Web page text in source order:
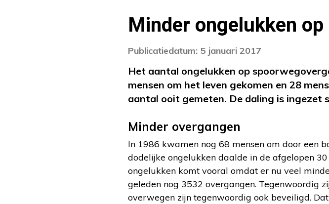
Minder ongelukken
Publicatiedatum: 5 januari 2017
Het aantal ongelukken op
mensen om het leven gekomen en 28
aantal ooit gemeten. De daling is ingezet
Minder overgangen
In 1986 kwamen nog 68 mensen om door een
dodelijke ongelukken daalde in de afgelopen
ongelukken komt vooral omdat er nu veel
geleden nog 3532 overgangen. Tegenwoordig
overwegen zijn tegenwoordig ook beveiligd.